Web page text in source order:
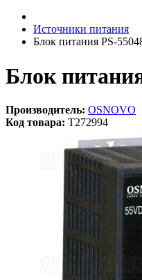
Источники питания
Блок питания PS-
Блок
Производитель: OSNOVO
Код товара: T272994